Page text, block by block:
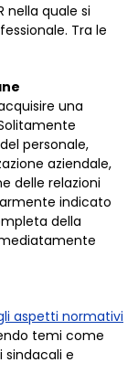
nella quale si
Tra le
una
personale,
aziendale,
delle relazioni
indicato
della
aspetti normativi
temi come
sindacali e